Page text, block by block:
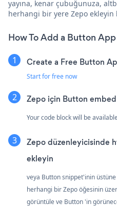
yayına, kenar çubuğunuza,
herhangi bir yere Zepo ekleyin
How To Add a Button
Create a Free Button
Start for free now
Zepo için Button embed
Your code block will be
Zepo düzenleyicisinde
ekleyin
veya Button snippet'inin
herhangi bir Zepo öğesinin
görüntüle ve Button 'in